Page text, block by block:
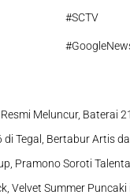
#SCTV
Meluncur, Baterai
di Tegal, Bertabur Artis
Pramono Soroti Talenta
Velvet Summer Puncaki